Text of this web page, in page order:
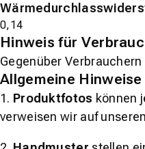
0,14
Hinweis für
Gegenüber
Allgemeine Hinweise
1. Produktfotos können
verweisen wir auf